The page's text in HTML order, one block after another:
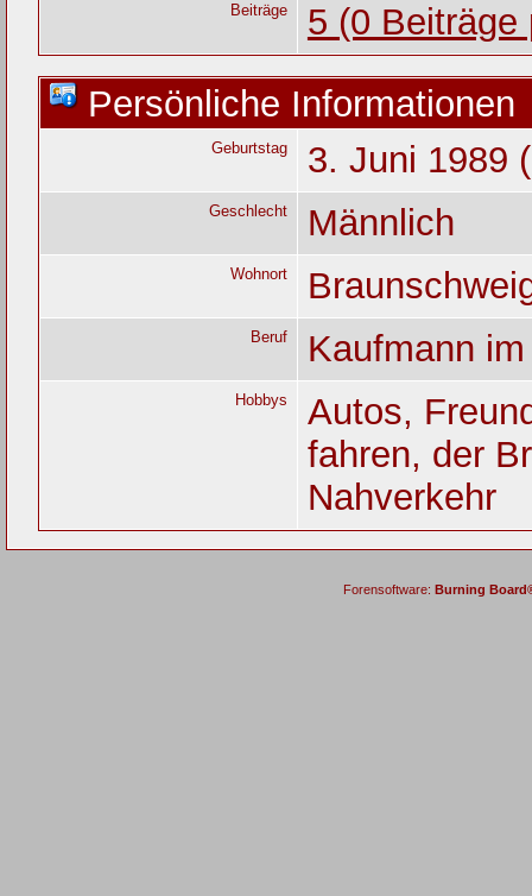
Beiträge
5 (0 Beiträge
Persönliche Informationen
Geburtstag 3. Juni 1989
Geschlecht Männlich
Wohnort
Beruf Kaufmann
Hobbys
Autos,
fahren, der
Nahverkehr
Forensoftware: Burning